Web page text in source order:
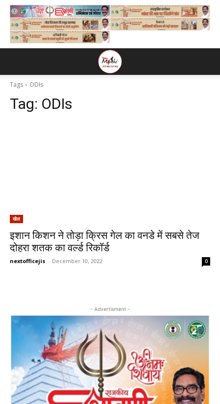
Tags ODIs
Tag: ODIs
खेल
इशान किशन ने तोड़ा क्रिस गेल का वनडे में सबसे तेज
दोहरा शतक का वर्ल्ड रिकॉर्ड
nextofficejis - December 10, 2022 0
- Advertisment -